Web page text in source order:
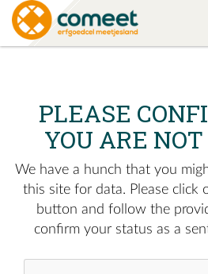
PLEASE
YOU ARE
We have a hunch that you
this site for data. Please click
button and follow the
confirm your status as a